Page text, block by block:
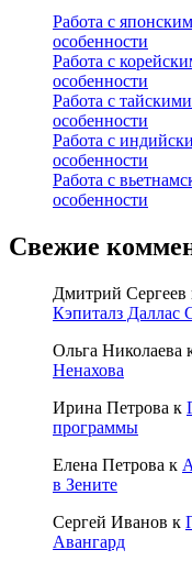
Работа с
особенности
Работа с
особенности
Работа с
особенности
Работа с
особенности
Работа с
особенности
Свежие
Дмитрий Сергеев
Кэпиталз Даллас
Ольга Николаева
Ненахова
Ирина Петрова к
программы
Елена Петрова к
в Зените
Сергей Иванов к
Авангард